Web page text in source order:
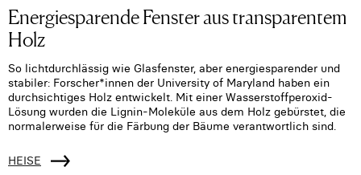
Energiesparende Fenster aus transparentem
Holz
So lichtdurchlässig wie Glasfenster, aber energiesparender und
stabiler: Forscher*innen der University of Maryland haben ein
durchsichtiges Holz entwickelt. Mit einer Wasserstoffperoxid-
Lösung wurden die Lignin-Moleküle aus dem Holz gebürstet, die
normalerweise für die Färbung der Bäume verantwortlich sind.
HEISE